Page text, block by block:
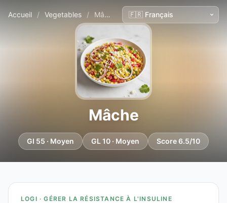
Accueil / Vegetables / Mâche
Mâche
GI 55 · Moyen GL 10 · Moyen Score 6.5/10
LOGI · GÉRER LA RÉSISTANCE À L'INSULINE